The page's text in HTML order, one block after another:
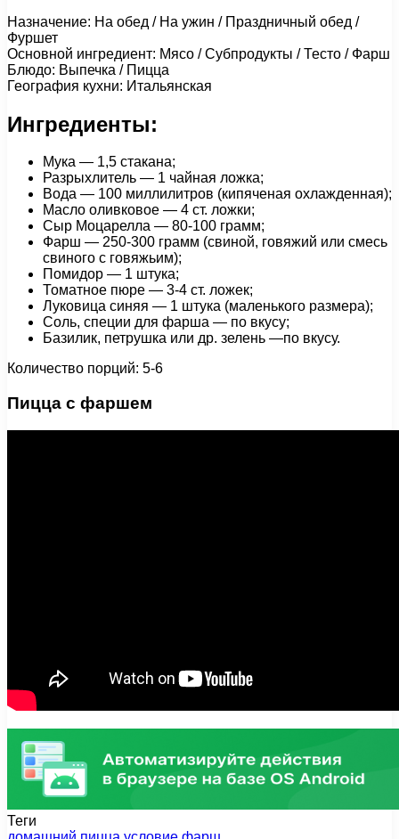
Назначение: На обед / На ужин / Праздничный обед /
Фуршет
Основной ингредиент: Мясо / Субпродукты / Тесто / Фарш
Блюдо: Выпечка / Пицца
География кухни: Итальянская
Ингредиенты:
Мука — 1,5 стакана;
Разрыхлитель — 1 чайная ложка;
Вода — 100 миллилитров (кипяченая охлажденная);
Масло оливковое — 4 ст. ложки;
Сыр Моцарелла — 80-100 грамм;
Фарш — 250-300 грамм (свиной, говяжий или смесь
свиного с говяжьим);
Помидор — 1 штука;
Томатное пюре — 3-4 ст. ложек;
Луковица синяя — 1 штука (маленького размера);
Соль, специи для фарша — по вкусу;
Базилик, петрушка или др. зелень —по вкусу.
Количество порций: 5-6
Пицца с фаршем
Теги